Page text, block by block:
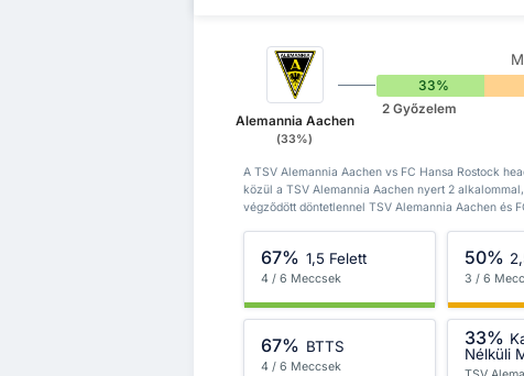
Alemannia Aachen
(33%)
33%
2 Győzelem
A TSV Alemannia Aachen vs FC Hansa Rostock
közül a TSV Alemannia Aachen nyert 2
végződött döntetlennel TSV Alemannia Aachen és
67% 1,5 Felett
4 / 6 Meccsek
50%
3 / 6
67% BTTS
4 / 6 Meccsek
33%
Nélküli